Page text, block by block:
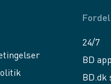
24/7
BD app
BD.dk